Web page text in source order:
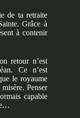
de ta retraite
Grâce à
à contenir
retour n’est
Ce n’est
le royaume
Penser
capable